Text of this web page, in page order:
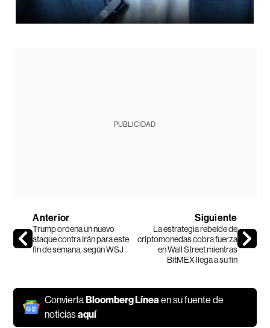
PUBLICIDAD
Anterior
Trump ordena un nuevo
ataque contra Irán para este
fin de semana, según WSJ
Siguiente
La estrategia rebelde de
criptomonedas cobra fuerza
en Wall Street mientras
BitMEX llega a su fin
ConviertaBloomberg Línea en su fuente de
noticiasaquí